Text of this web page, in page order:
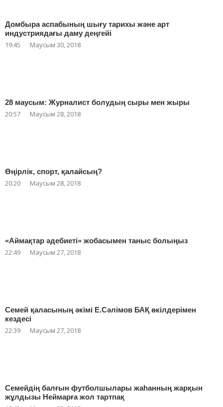
Домбыра аспабының шығу тарихы және арт
индустриядағы даму деңгейі
19:45 Маусым 30, 2018
28 маусым: Журналист болудың сыры мен жыры
20:57 Маусым 28, 2018
Өңірлік, спорт, қалайсың?
20:20 Маусым 28, 2018
«Аймақтар әдебиеті» жобасымен таныс болыңыз
22:49 Маусым 27, 2018
Семей қаласының әкімі Е.Сәлімов БАҚ өкілдерімен
кездесі
22:39 Маусым 27, 2018
Семейдің балғын футболшылары жаһанның жарқын
жұлдызы Неймарға жол тартпақ